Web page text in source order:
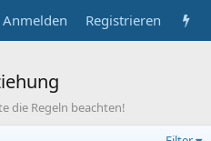
Anmelden Registrieren
die Regeln beachten!